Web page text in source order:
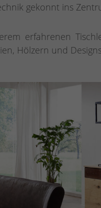
gekonnt ins
erfahrenen
Hölzern und